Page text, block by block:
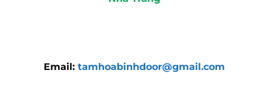
Email: tamhoabinhdoor@gmail.com